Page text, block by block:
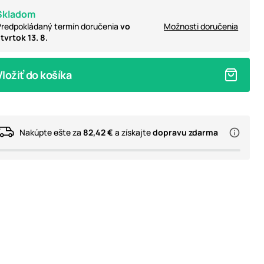
termín doručenia vo
13. 8.
Možnosti doručenia
do košíka
Nakúpte ešte za 82,42 € a získajtedopravu zdarma